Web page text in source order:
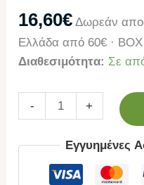
16,60€ Δωρεάν
Ελλάδα από 60€ ·
Διαθεσιμότητα: Σε
- +
Εγγυημένες